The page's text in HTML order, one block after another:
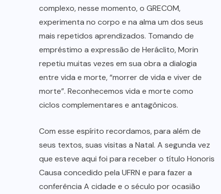
complexo, nesse momento, o GRECOM,
experimenta no corpo e na alma um dos seus
mais repetidos aprendizados. Tomando de
empréstimo a expressão de Heráclito, Morin
repetiu muitas vezes em sua obra a dialogia
entre vida e morte, “morrer de vida e viver de
morte”. Reconhecemos vida e morte como
ciclos complementares e antagônicos.
Com esse espírito recordamos, para além de
seus textos, suas visitas a Natal. A segunda vez
que esteve aqui foi para receber o título Honoris
Causa concedido pela UFRN e para fazer a
conferência A cidade e o século por ocasião